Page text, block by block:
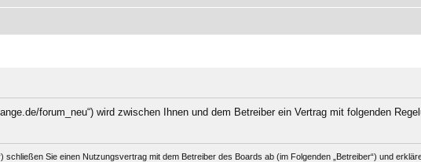
forum_neu“) wird zwischen Ihnen und dem Betreiber ein Vertrag mit folgenden
schließen Sie einen Nutzungsvertrag mit dem Betreiber des Boards ab (im Folgenden „Betreiber“) und